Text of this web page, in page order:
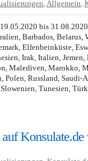
,Allgemein,
bis
Barbados, Belarus,
Elfenbeinküste,
Irak, Italien,
Malediven, Marokko,
Russland, Saudi-
Tunesien,